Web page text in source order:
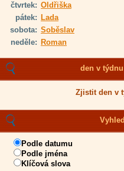
čtvrtek: Oldřiška
pátek: Lada
sobota: Soběslav
neděle: Roman
den v
Zjistit den v
Podle datumu
Podle jména
Klíčová slova